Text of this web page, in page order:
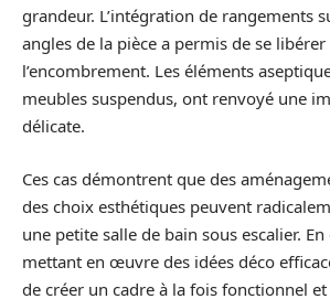
grandeur. L’intégration de rangements
angles de la pièce a permis de se
l’encombrement. Les éléments
meubles suspendus, ont renvoyé une
délicate.
Ces cas démontrent que des
des choix esthétiques peuvent
une petite salle de bain sous escalier.
mettant en œuvre des idées déco
de créer un cadre à la fois fonctionnel